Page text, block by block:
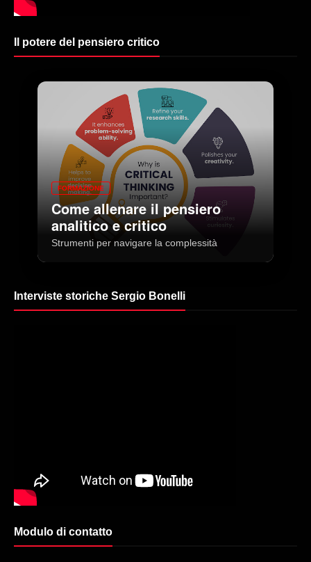
Il potere del pensiero critico
FORMAZIONE
Come allenare il pensiero
analitico e critico
Strumenti per navigare la complessità
Interviste storiche Sergio Bonelli
Modulo di contatto